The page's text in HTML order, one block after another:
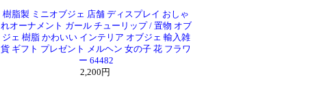
樹脂製 ミニオブジェ 店舗 ディスプレイ おしゃ
れオーナメント ガール チューリップ / 置物 オブ
ジェ 樹脂 かわいい インテリア オブジェ 輸入雑
貨 ギフト プレゼント メルヘン 女の子 花 フラワ
ー 64482
2,200円